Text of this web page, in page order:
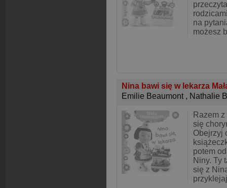
na
możesz
Nina bawi się w lekarza
Emilie Beaumont , Nathalie
Razem
się
Obejrzyj
potem
Niny. Ty
się z